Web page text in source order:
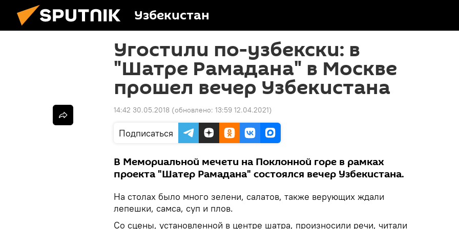
Узбекистан
Угостили по-узбекски: в
"Шатре Рамадана" в Москве
прошел вечер Узбекистана
14:42 30.05.2018 (обновлено: 13:59 12.04.2021)
Подписаться
В Мемориальной мечети на Поклонной горе в рамках
проекта "Шатер Рамадана" состоялся вечер Узбекистана.
На столах было много зелени, салатов, также верующих ждали
лепешки, самса, суп и плов.
Со сцены, установленной в центре шатра, произносили речи, читали